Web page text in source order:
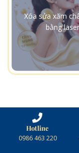
Xóa sửa xăm
bằng laser
Hotline
0986 463 220